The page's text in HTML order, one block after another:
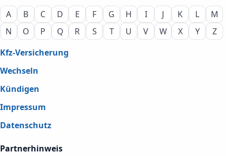
A
B C D E F G H I J K L
M
N
O P Q R S T U V W X Y
Z
Kfz-Versicherung
Wechseln
Kündigen
Impressum
Datenschutz
Partnerhinweis